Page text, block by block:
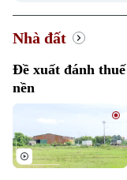
Công nghệ
Khoảnh khắc Hà Nội
Người Việt 4 phương
Tin tức
Cafe sáng
Tài chính Ngân hàng
Doanh nghiệp
Nhà đất
Tin tức
Căn hộ
Tàu và Xe
Tàu
Giáo dục
Tin tức
Văn hóa
Nhà đất
Đề xuất đánh
nền